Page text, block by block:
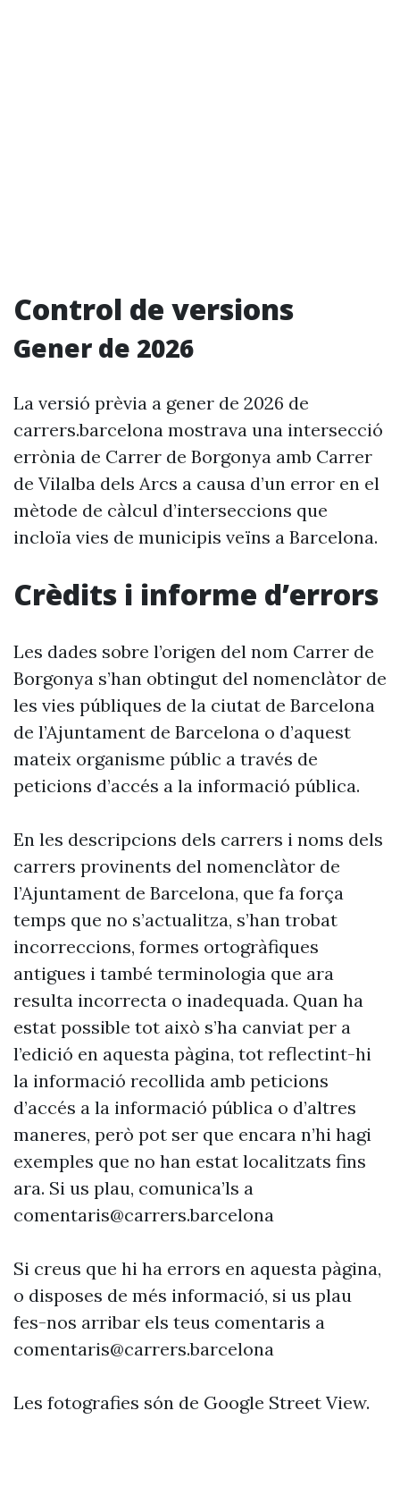
Control de versions
Gener de 2026
La versió prèvia a gener de 2026 de
carrers.barcelona mostrava una intersecció
errònia de Carrer de Borgonya amb Carrer
de Vilalba dels Arcs a causa d’un error en el
mètode de càlcul d’interseccions que
incloïa vies de municipis veïns a Barcelona.
Crèdits i informe d’errors
Les dades sobre l’origen del nom Carrer de
Borgonya s’han obtingut del nomenclàtor de
les vies públiques de la ciutat de Barcelona
de l’Ajuntament de Barcelona o d’aquest
mateix organisme públic a través de
peticions d’accés a la informació pública.
En les descripcions dels carrers i noms dels
carrers provinents del nomenclàtor de
l’Ajuntament de Barcelona, que fa força
temps que no s’actualitza, s’han trobat
incorreccions, formes ortogràfiques
antigues i també terminologia que ara
resulta incorrecta o inadequada. Quan ha
estat possible tot això s’ha canviat per a
l’edició en aquesta pàgina, tot reflectint-hi
la informació recollida amb peticions
d’accés a la informació pública o d’altres
maneres, però pot ser que encara n’hi hagi
exemples que no han estat localitzats fins
ara. Si us plau, comunica’ls a
comentaris@carrers.barcelona
Si creus que hi ha errors en aquesta pàgina,
o disposes de més informació, si us plau
fes-nos arribar els teus comentaris a
comentaris@carrers.barcelona
Les fotografies són de Google Street View.